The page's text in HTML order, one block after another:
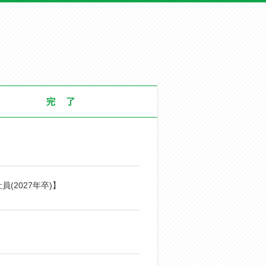
(2027年卒)】